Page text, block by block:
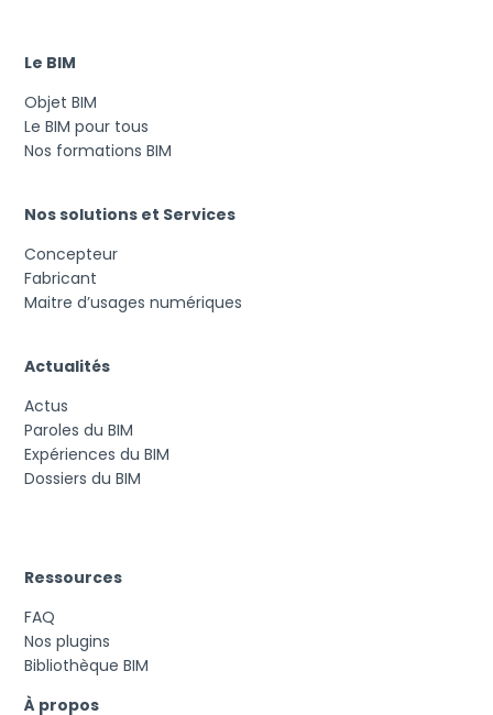
Le BIM
Objet BIM
Le BIM pour tous
Nos formations BIM
Nos solutions et Services
Concepteur
Fabricant
Maitre d’usages numériques
Actualités
Actus
Paroles du BIM
Expériences du BIM
Dossiers du BIM
Ressources
FAQ
Nos plugins
Bibliothèque BIM
À propos